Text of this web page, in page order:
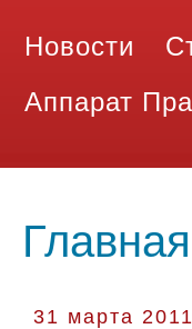
Новости
Аппарат
Главная
31 марта 2011